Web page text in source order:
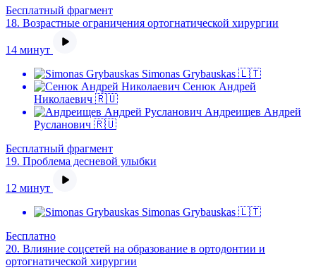
Бесплатный фрагмент
18. Возрастные ограничения ортогнатической хирургии
14 минут
Simonas Grybauskas 🇱🇹
Сенюк Андрей
Николаевич 🇷🇺
Андреищев Андрей
Русланович 🇷🇺
Бесплатный фрагмент
19. Проблема десневой улыбки
12 минут
Simonas Grybauskas 🇱🇹
Бесплатно
20. Влияние соцсетей на образование в ортодонтии и
ортогнатической хирургии